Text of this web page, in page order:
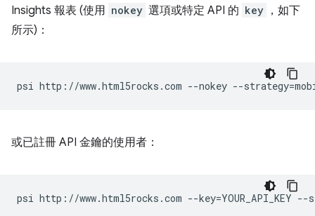
Insights 報表 (使用 nokey 選項或特定 API 的 key ，如下
所示)：
psi http://www.html5rocks.com --nokey --strategy=
或已註冊 API 金鑰的使用者：
psi http://www.html5rocks.com --key=YOUR_API_KEY --